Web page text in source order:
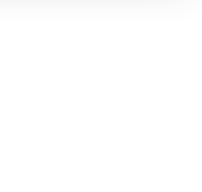
führen diese Informationen
sie im Rahmen Ihrer Nutzung